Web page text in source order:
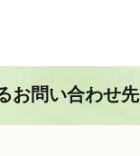
お問い合わせ先